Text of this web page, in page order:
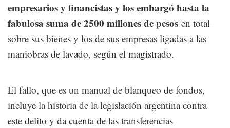
empresarios y financistas y los embargó hasta la
fabulosa suma de 2500 millones de pesos en total
sobre sus bienes y los de sus empresas ligadas a las
maniobras de lavado, según el magistrado.
El fallo, que es un manual de blanqueo de fondos,
incluye la historia de la legislación argentina contra
este delito y da cuenta de las transferencias